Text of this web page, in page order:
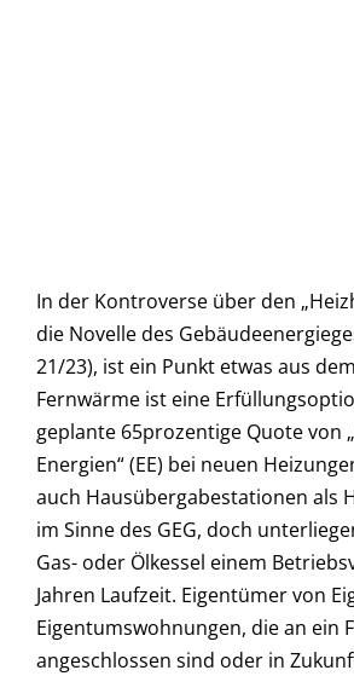
In der Kontroverse über den
die Novelle des
21/23), ist ein Punkt etwas aus
Fernwärme ist eine
geplante 65prozentige Quote von
Energien“ (EE) bei neuen
auch Hausübergabestationen als
im Sinne des GEG, doch
Gas- oder Ölkessel einem
Jahren Laufzeit. Eigentümer von
Eigentumswohnungen, die an ein
angeschlossen sind oder in